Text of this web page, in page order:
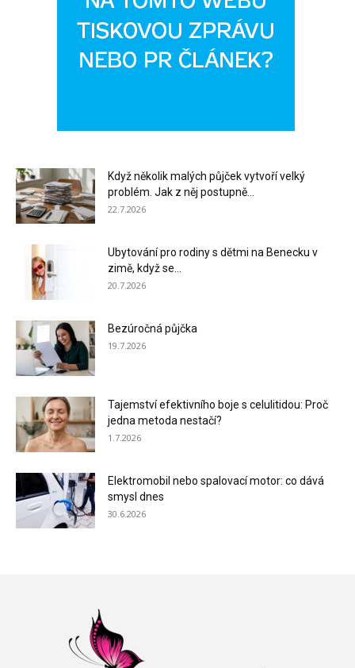
Když několik malých půjček vytvoří velký
problém. Jak z něj postupně...
22.7.2026
Ubytování pro rodiny s dětmi na Benecku v
zimě, když se...
20.7.2026
Bezúročná půjčka
19.7.2026
Tajemství efektivního boje s celulitidou: Proč
jedna metoda nestačí?
1.7.2026
Elektromobil nebo spalovací motor: co dává
smysl dnes
30.6.2026